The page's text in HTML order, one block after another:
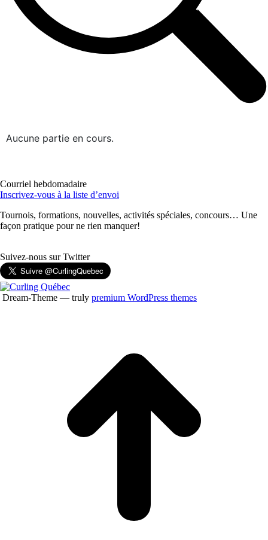
Aucune partie en cours.
Courriel hebdomadaire
Inscrivez-vous à la liste d’envoi
Tournois, formations, nouvelles, activités spéciales, concours… Une
façon pratique pour ne rien manquer!
Suivez-nous sur Twitter
Dream-Theme — truly premium WordPress themes